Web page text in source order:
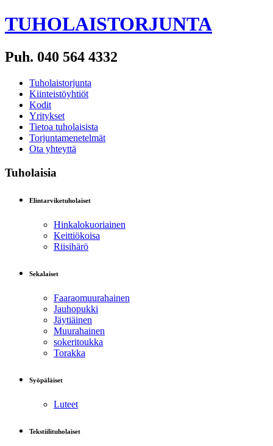
TUHOLAISTORJUNTA
Puh. 040 564 4332
Tuholaistorjunta
Kiinteistöyhtiöt
Kodit
Yritykset
Tietoa tuholaisista
Torjuntamenetelmät
Ota yhteyttä
Tuholaisia
Elintarviketuholaiset
Hinkalokuoriainen
Keittiökoisa
Riisihärö
Sekalaiset
Faaraomuurahainen
Jauhopukki
Jäytiäinen
Muurahainen
sokeritoukka
Torakka
Syöpäläiset
Luteet
Tekstiilituholaiset